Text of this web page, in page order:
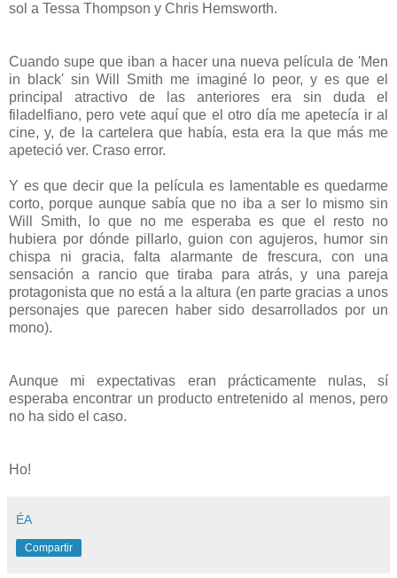
sol a Tessa Thompson y Chris Hemsworth.
Cuando supe que iban a hacer una nueva película de 'Men
in black' sin Will Smith me imaginé lo peor, y es que el
principal atractivo de las anteriores era sin duda el
filadelfiano, pero vete aquí que el otro día me apetecía ir al
cine, y, de la cartelera que había, esta era la que más me
apeteció ver. Craso error.
Y es que decir que la película es lamentable es quedarme
corto, porque aunque sabía que no iba a ser lo mismo sin
Will Smith, lo que no me esperaba es que el resto no
hubiera por dónde pillarlo, guion con agujeros, humor sin
chispa ni gracia, falta alarmante de frescura, con una
sensación a rancio que tiraba para atrás, y una pareja
protagonista que no está a la altura (en parte gracias a unos
personajes que parecen haber sido desarrollados por un
mono).
Aunque mi expectativas eran prácticamente nulas, sí
esperaba encontrar un producto entretenido al menos, pero
no ha sido el caso.
Ho!
ÉA
Compartir